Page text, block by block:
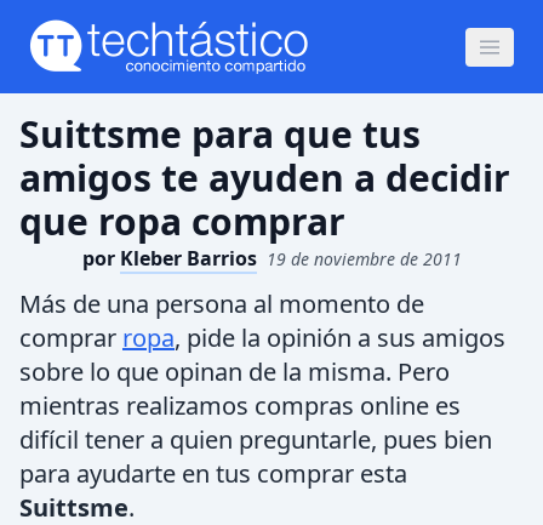
Suittsme para que tus
amigos te ayuden a decidir
que ropa comprar
por Kleber Barrios 19 de noviembre de 2011
Más de una persona al momento de
comprar ropa, pide la opinión a sus amigos
sobre lo que opinan de la misma. Pero
mientras realizamos compras online es
difícil tener a quien preguntarle, pues bien
para ayudarte en tus comprar esta
Suittsme.